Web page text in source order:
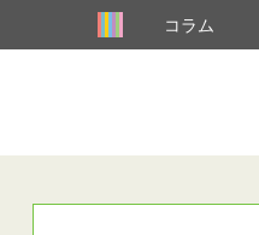
コラム